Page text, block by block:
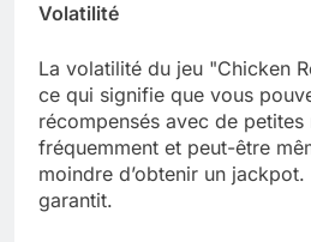
Volatilité
La volatilité du jeu "Chicken
ce qui signifie que vous
récompensés avec de petites
fréquemment et peut-être
moindre d’obtenir un jackpot.
garantit.